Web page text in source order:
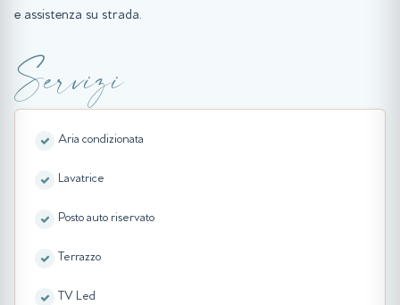
e assistenza su strada.
Servizi
Aria condizionata
Lavatrice
Posto auto riservato
Terrazzo
TV Led